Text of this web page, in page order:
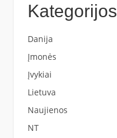
Kategorijos
Danija
Įmonės
Įvykiai
Lietuva
Naujienos
NT